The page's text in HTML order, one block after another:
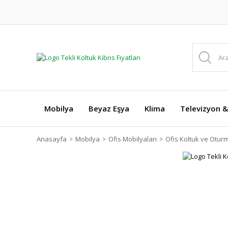
Mobilya Beyaz Eşya Klima Televizyon
Anasayfa Mobilya Ofis Mobilyaları Ofis Koltuk ve